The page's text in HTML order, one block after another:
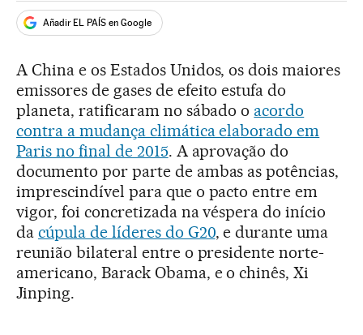
Añadir EL PAÍS en Google
A China e os Estados Unidos, os dois maiores
emissores de gases de efeito estufa do
planeta, ratificaram no sábado o acordo
contra a mudança climática elaborado em
Paris no final de 2015. A aprovação do
documento por parte de ambas as potências,
imprescindível para que o pacto entre em
vigor, foi concretizada na véspera do início
da cúpula de líderes do G20, e durante uma
reunião bilateral entre o presidente norte-
americano, Barack Obama, e o chinês, Xi
Jinping.